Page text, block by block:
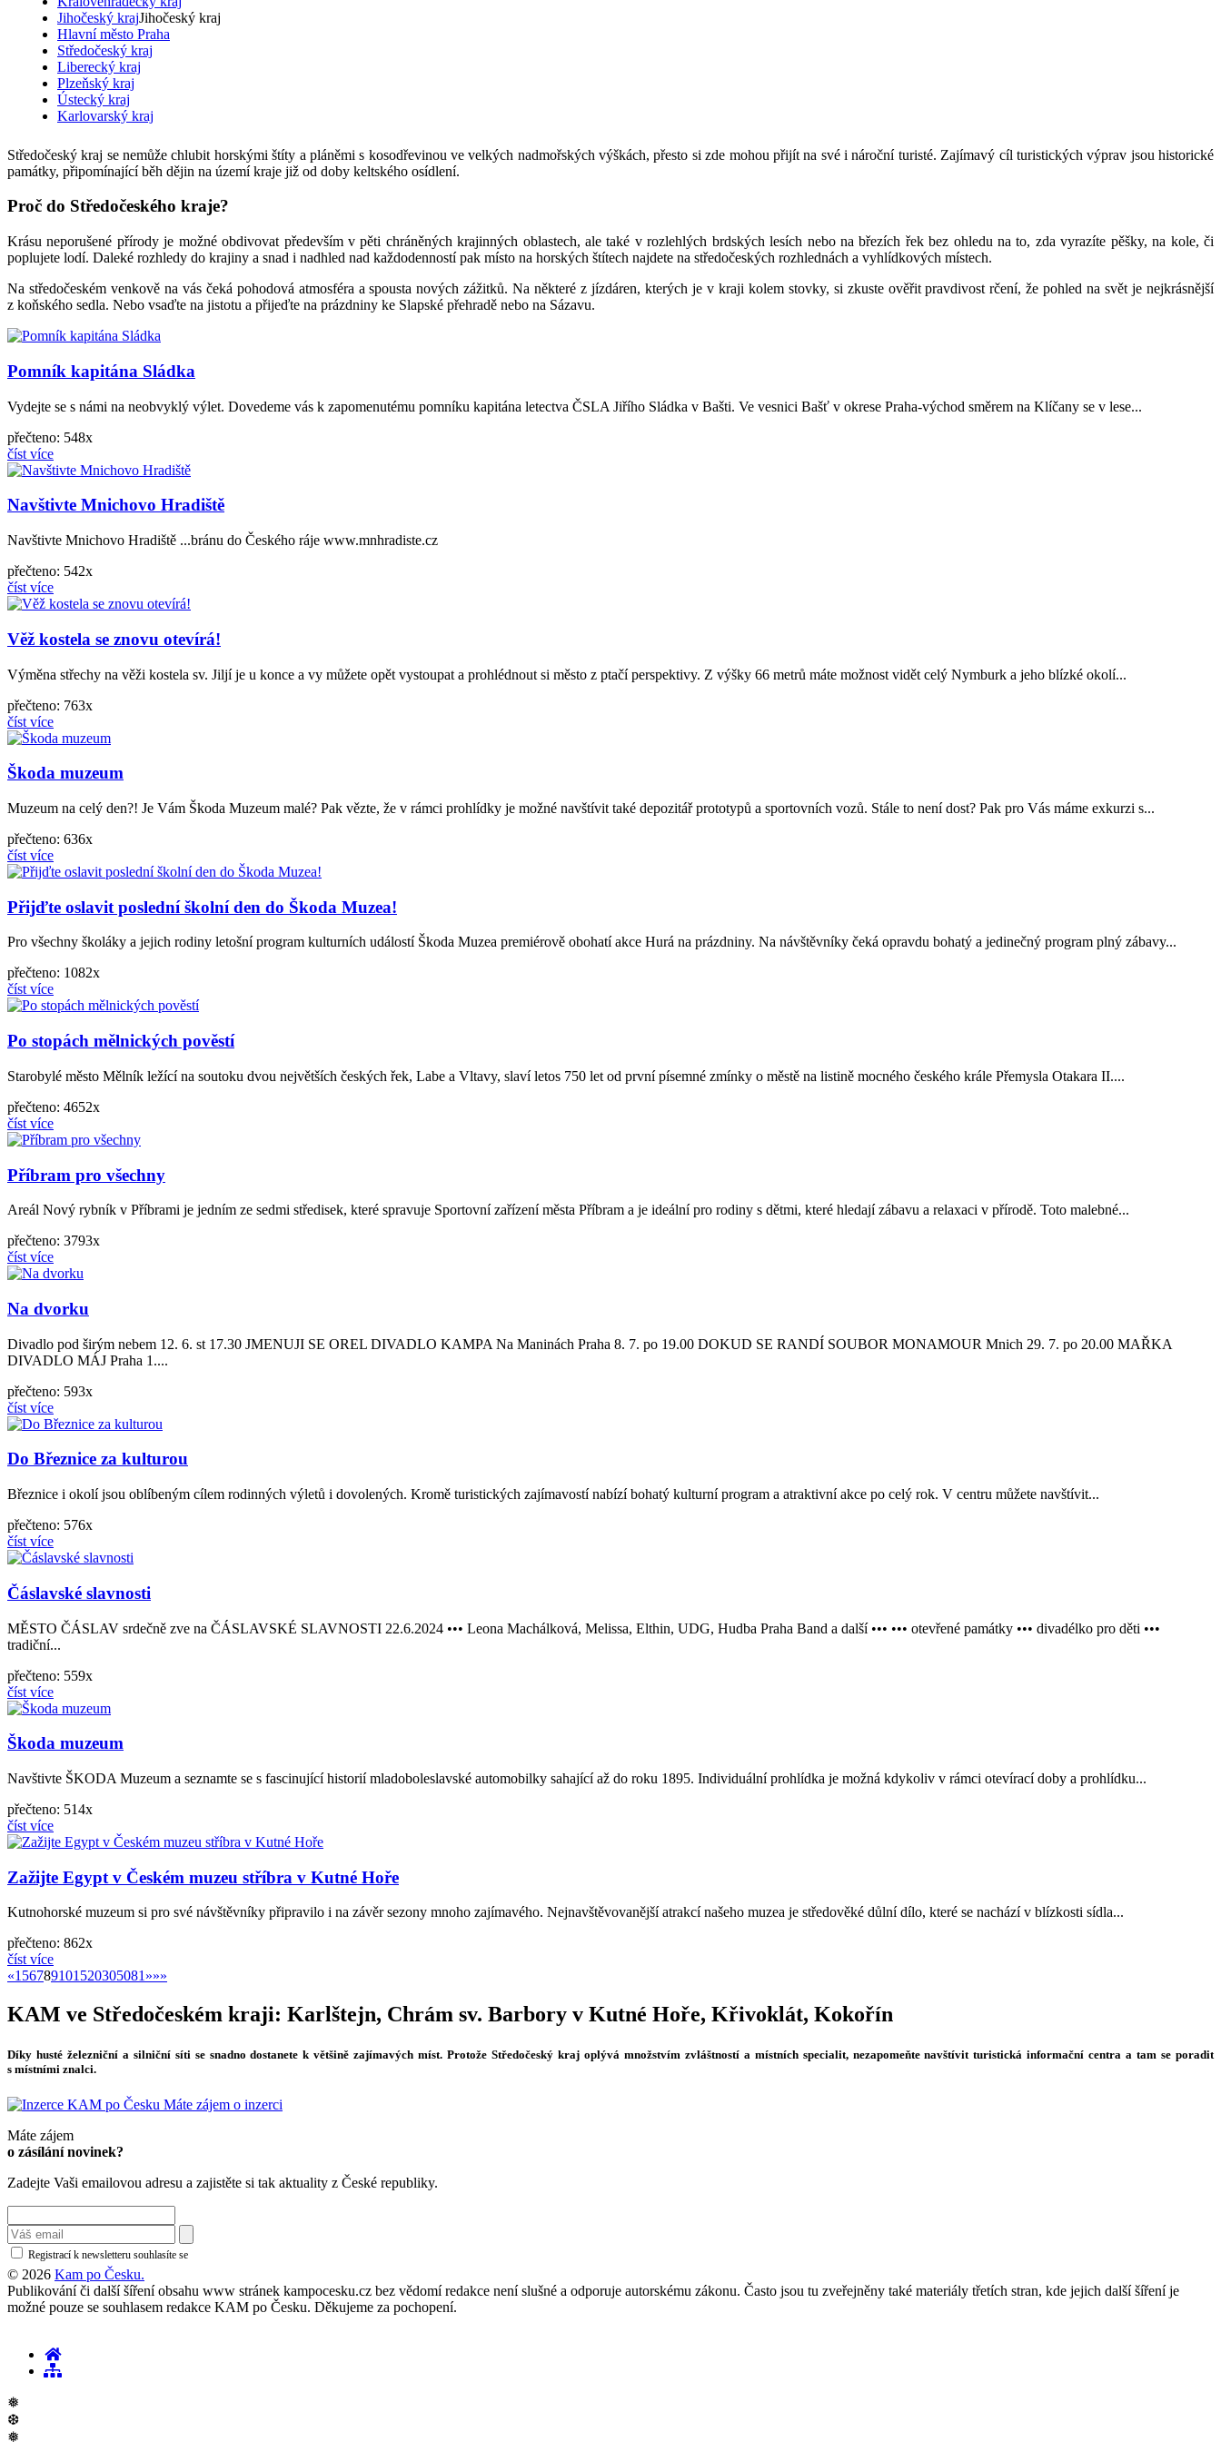
Jihočeský krajJihočeský kraj
Hlavní město Praha
Středočeský kraj
Liberecký kraj
Plzeňský kraj
Ústecký kraj
Karlovarský kraj
Středočeský kraj se nemůže chlubit horskými štíty a pláněmi s kosodřevinou ve velkých nadmořských výškách, přesto si zde mohou přijít na své i nároční turisté. Zajímavý cíl turistických výprav jsou historické
památky, připomínající běh dějin na území kraje již od doby keltského osídlení.
Proč do Středočeského kraje?
Krásu neporušené přírody je možné obdivovat především v pěti chráněných krajinných oblastech, ale také v rozlehlých brdských lesích nebo na březích řek bez ohledu na to, zda vyrazíte pěšky, na kole, či
poplujete lodí. Daleké rozhledy do krajiny a snad i nadhled nad každodenností pak místo na horských štítech najdete na středočeských rozhlednách a vyhlídkových místech.
Na středočeském venkově na vás čeká pohodová atmosféra a spousta nových zážitků. Na některé z jízdáren, kterých je v kraji kolem stovky, si zkuste ověřit pravdivost rčení, že pohled na svět je nejkrásnější
z koňského sedla. Nebo vsaďte na jistotu a přijeďte na prázdniny ke Slapské přehradě nebo na Sázavu.
Pomník kapitána Sládka
Vydejte se s námi na neobvyklý výlet. Dovedeme vás k zapomenutému pomníku kapitána letectva ČSLA Jiřího Sládka v Bašti. Ve vesnici Bašť v okrese Praha­‑východ směrem na Klíčany se v lese...
přečteno: 548x
číst více
Navštivte Mnichovo Hradiště
Navštivte Mnichovo Hradiště ...bránu do Českého ráje www.mnhradiste.cz
přečteno: 542x
číst více
Věž kostela se znovu otevírá!
Výměna střechy na věži kostela sv. Jiljí je u konce a vy můžete opět vystoupat a prohlédnout si město z ptačí perspektivy. Z výšky 66 metrů máte možnost vidět celý Nymburk a jeho blízké okolí...
přečteno: 763x
číst více
Škoda muzeum
Muzeum na celý den?! Je Vám Škoda Muzeum malé? Pak vězte, že v rámci prohlídky je možné navštívit také depozitář prototypů a sportovních vozů. Stále to není dost? Pak pro Vás máme exkurzi s...
přečteno: 636x
číst více
Přijďte oslavit poslední školní den do Škoda Muzea!
Pro všechny školáky a jejich rodiny letošní program kulturních událostí Škoda Muzea premiérově obohatí akce Hurá na prázdniny. Na návštěvníky čeká opravdu bohatý a jedinečný program plný zábavy...
přečteno: 1082x
číst více
Po stopách mělnických pověstí
Starobylé město Mělník ležící na soutoku dvou největších českých řek, Labe a Vltavy, slaví letos 750 let od první písemné zmínky o městě na listině mocného českého krále Přemysla Otakara II....
přečteno: 4652x
číst více
Příbram pro všechny
Areál Nový rybník v Příbrami je jedním ze sedmi středisek, které spravuje Sportovní zařízení města Příbram a je ideální pro rodiny s dětmi, které hledají zábavu a relaxaci v přírodě. Toto malebné...
přečteno: 3793x
číst více
Na dvorku
Divadlo pod širým nebem 12. 6. st 17.30 JMENUJI SE OREL DIVADLO KAMPA Na Maninách Praha 8. 7. po 19.00 DOKUD SE RANDÍ SOUBOR MONAMOUR Mnich 29. 7. po 20.00 MAŘKA
DIVADLO MÁJ Praha 1....
přečteno: 593x
číst více
Do Březnice za kulturou
Březnice i okolí jsou oblíbeným cílem rodinných výletů i dovolených. Kromě turistických zajímavostí nabízí bohatý kulturní program a atraktivní akce po celý rok. V centru můžete navštívit...
přečteno: 576x
číst více
Čáslavské slavnosti
MĚSTO ČÁSLAV srdečně zve na ČÁSLAVSKÉ SLAVNOSTI 22.6.2024 ••• Leona Machálková, Melissa, Elthin, UDG, Hudba Praha Band a další ••• ••• otevřené památky ••• divadélko pro děti •••
tradiční...
přečteno: 559x
číst více
Škoda muzeum
Navštivte ŠKODA Muzeum a seznamte se s fascinující historií mladoboleslavské automobilky sahající až do roku 1895. Individuální prohlídka je možná kdykoliv v rámci otevírací doby a prohlídku...
přečteno: 514x
číst více
Zažijte Egypt v Českém muzeu stříbra v Kutné Hoře
Kutnohorské muzeum si pro své návštěvníky připravilo i na závěr sezony mnoho zajímavého. Nejnavštěvovanější atrakcí našeho muzea je středověké důlní dílo, které se nachází v blízkosti sídla...
přečteno: 862x
číst více
««156789101520305081»»
»»
KAM ve Středočeském kraji: Karlštejn, Chrám sv. Barbory v Kutné Hoře, Křivoklát, Kokořín
Díky husté železniční a silniční síti se snadno dostanete k většině zajímavých míst. Protože Středočeský kraj oplývá množstvím zvláštností a místních specialit, nezapomeňte navštívit turistická informační centra a tam se poradit
s místními znalci.
Máte zájem o inzerci
Máte zájem
o zásílání novinek?
Zadejte Vaši emailovou adresu a zajistěte si tak aktuality z České republiky.
Registrací k newsletteru souhlasíte se
© 2026 Kam po Česku.
Publikování či další šíření obsahu www stránek kampocesku.cz bez vědomí redakce není slušné a odporuje autorskému zákonu. Často jsou tu zveřejněny také materiály třetích stran, kde jejich další šíření je
možné pouze se souhlasem redakce KAM po Česku. Děkujeme za pochopení.
❅
❆
❅